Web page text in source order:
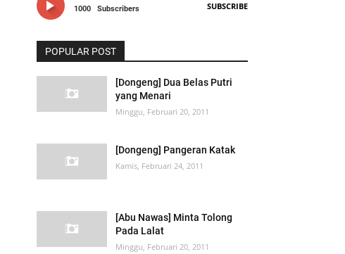
1000 Subscribers SUBSCRIBE
POPULAR POST
[Dongeng] Dua Belas Putri
yang Menari
Minggu, Februari 20, 2011
[Dongeng] Pangeran Katak
Kamis, Februari 24, 2011
[Abu Nawas] Minta Tolong
Pada Lalat
Minggu, Februari 20, 2011